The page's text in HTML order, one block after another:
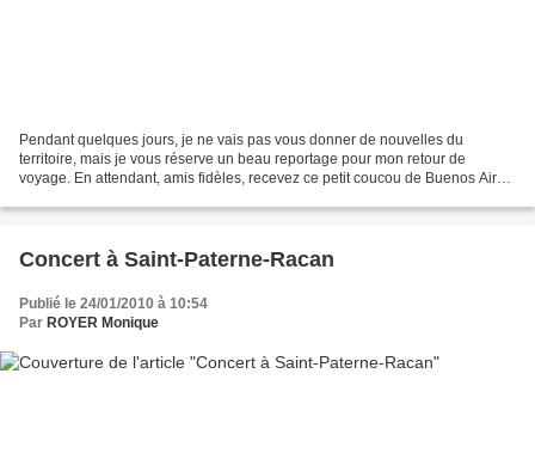
Pendant quelques jours, je ne vais pas vous donner de nouvelles du
territoire, mais je vous réserve un beau reportage pour mon retour de
voyage. En attendant, amis fidèles, recevez ce petit coucou de Buenos Aires.
Concert à Saint-Paterne-Racan
Publié le 24/01/2010 à 10:54
Par ROYER Monique